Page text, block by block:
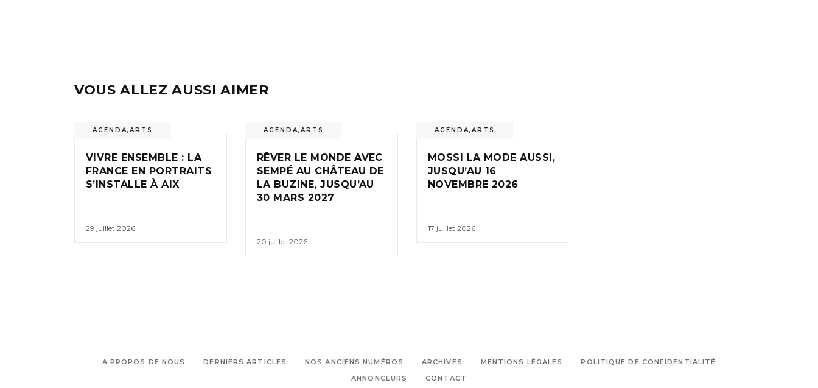
VOUS ALLEZ AUSSI AIMER
AGENDA,ARTS
VIVRE ENSEMBLE : LA
FRANCE EN PORTRAITS
S’INSTALLE À AIX
29 juillet 2026
AGENDA,ARTS
RÊVER LE MONDE AVEC
SEMPÉ AU CHÂTEAU DE
LA BUZINE, JUSQU’AU
30 MARS 2027
20 juillet 2026
AGENDA,ARTS
MOSSI LA MODE AUSSI,
JUSQU’AU 16
NOVEMBRE 2026
17 juillet 2026
A PROPOS DE NOUS DERNIERS ARTICLES NOS ANCIENS NUMÉROS ARCHIVES MENTIONS LÉGALES
POLITIQUE DE CONFIDENTIALITÉ
ANNONCEURS
CONTACT